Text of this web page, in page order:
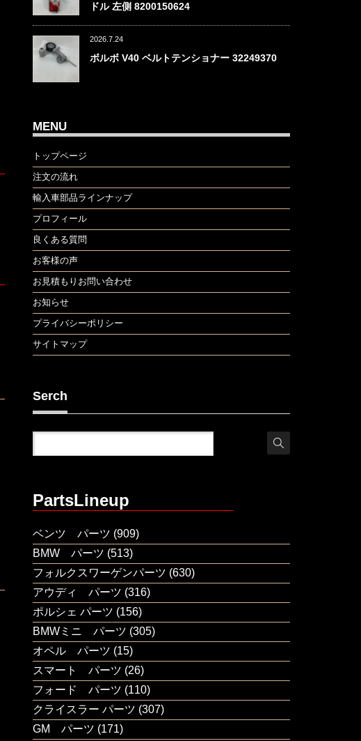
ドル 左側 8200150624
2026.7.24
ボルボ V40 ベルトテンショナー 32249370
MENU
トップページ
注文の流れ
輸入車部品ラインナップ
プロフィール
良くある質問
お客様の声
お見積もりお問い合わせ
お知らせ
プライバシーポリシー
サイトマップ
Serch
PartsLineup
ベンツ パーツ (909)
BMW パーツ (513)
フォルクスワーゲンパーツ (630)
アウディ パーツ (316)
ポルシェ パーツ (156)
BMWミニ パーツ (305)
オペル パーツ (15)
スマート パーツ (26)
フォード パーツ (110)
クライスラー パーツ (307)
GM パーツ (171)